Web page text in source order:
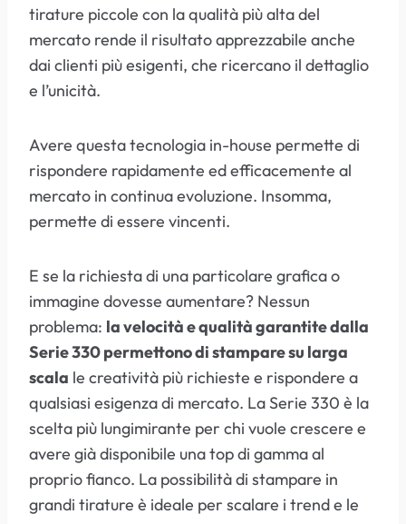
tirature piccole con la qualità più alta del
mercato rende il risultato apprezzabile anche
dai clienti più esigenti, che ricercano il dettaglio
e l’unicità.
Avere questa tecnologia in-house permette di
rispondere rapidamente ed efficacemente al
mercato in continua evoluzione. Insomma,
permette di essere vincenti.
E se la richiesta di una particolare grafica o
immagine dovesse aumentare? Nessun
problema: la velocità e qualità garantite dalla
Serie 330 permettono di stampare su larga
scala le creatività più richieste e rispondere a
qualsiasi esigenza di mercato. La Serie 330 è la
scelta più lungimirante per chi vuole crescere e
avere già disponibile una top di gamma al
proprio fianco. La possibilità di stampare in
grandi tirature è ideale per scalare i trend e le